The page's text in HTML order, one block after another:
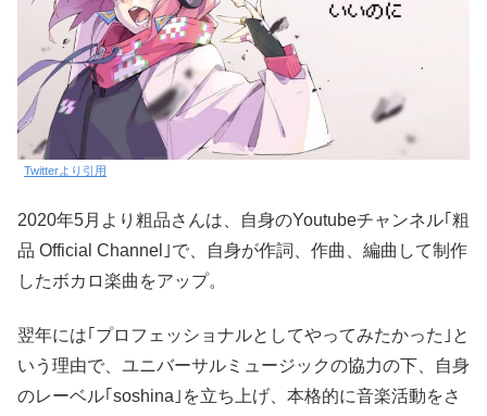
Twitterより引用
2020年5月より粗品さんは、自身のYoutubeチャンネル｢粗
品 Official Channel｣で、自身が作詞、作曲、編曲して制作
したボカロ楽曲をアップ。
翌年には｢プロフェッショナルとしてやってみたかった｣と
いう理由で、ユニバーサルミュージックの協力の下、自身
のレーベル｢soshina｣を立ち上げ、本格的に音楽活動をさ